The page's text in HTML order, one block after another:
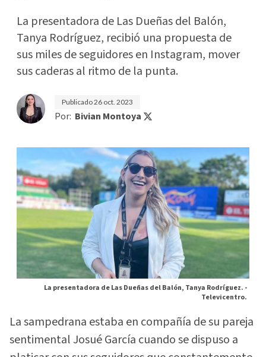
La presentadora de Las Dueñas del Balón,
Tanya Rodríguez, recibió una propuesta de
sus miles de seguidores en Instagram, mover
sus caderas al ritmo de la punta.
Publicado26 oct. 2023
Por: Bivian Montoya
La presentadora de Las Dueñas del Balón, Tanya Rodríguez. -
Televicentro.
La sampedrana estaba en compañía de su pareja
sentimental Josué García cuando se dispuso a